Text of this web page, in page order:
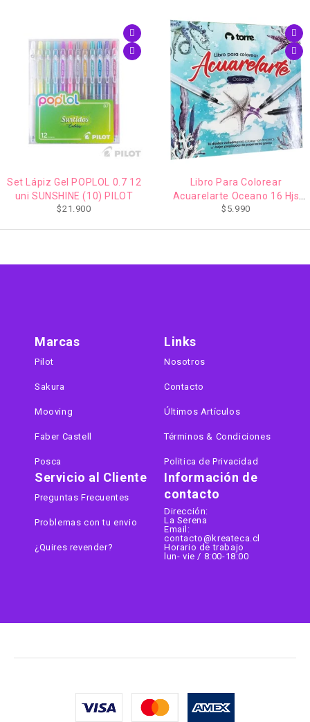
Set Lápiz Gel POPLOL 0.7 12
uni SUNSHINE (10) PILOT
$21.900
Libro Para Colorear
Acuarelarte Oceano 16 Hjs
Torre
$ 5.990
Información de
contacto
Dirección:
La Serena
Email:
contacto@kreateca.cl
Horario de trabajo
lun- vie / 8:00-18:00
Marcas
Pilot
Sakura
Mooving
Faber Castell
Posca
Links
Nosotros
Contacto
Últimos Artículos
Términos & Condiciones
Politica de Privacidad
Servicio al Cliente
Preguntas Frecuentes
Problemas con tu envio
¿Quires revender?